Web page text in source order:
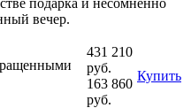
вечер.
431 210
руб.
163 860
руб.
Купить